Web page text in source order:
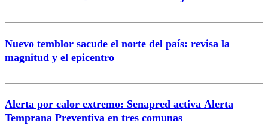
Nuevo temblor sacude el norte del país: revisa la
magnitud y el epicentro
Alerta por calor extremo: Senapred activa Alerta
Temprana Preventiva en tres comunas